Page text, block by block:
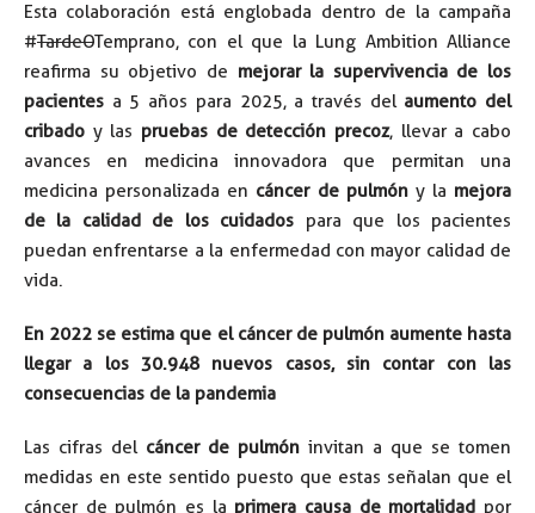
Esta colaboración está englobada dentro de la campaña
#TardeOTemprano, con el que la Lung Ambition Alliance
reafirma su objetivo de mejorar la supervivencia de los
pacientes a 5 años para 2025, a través del aumento del
cribado y las pruebas de detección precoz, llevar a cabo
avances en medicina innovadora que permitan una
medicina personalizada en cáncer de pulmóny la mejora
de la calidad de los cuidados para que los pacientes
puedan enfrentarse a la enfermedad con mayor calidad de
vida.
En 2022 se estima que el cáncer de pulmón aumente hasta
llegar a los 30.948 nuevos casos, sin contar con las
consecuencias de la pandemia
Las cifras del cáncer de pulmón invitan a que se tomen
medidas en este sentido puesto que estas señalan que el
cáncer de pulmón es la primera causa de mortalidad por